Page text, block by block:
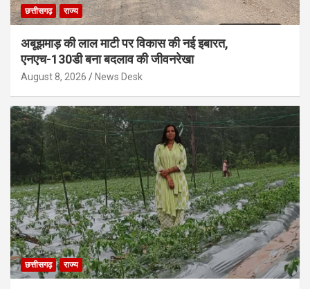
छत्तीसगढ़ राज्य
अबूझमाड़ की लाल माटी पर विकास की नई इबारत,
एनएच-130डी बना बदलाव की जीवनरेखा
August 8, 2026 News Desk
छत्तीसगढ़ राज्य